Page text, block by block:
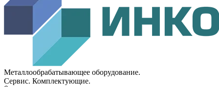
Металлообрабатывающее оборудование.
Сервис. Комплектующие.